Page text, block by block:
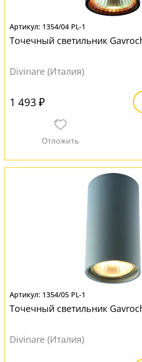
1354/04 PL-1
Точечный светильник
Divinare (Италия)
1 493 ₽
1354/05 PL-1
Точечный светильник
Divinare (Италия)